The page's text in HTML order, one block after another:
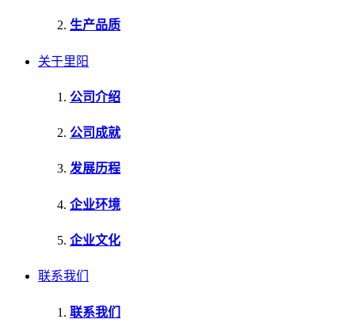
生产品质
关于里阳
公司介绍
公司成就
发展历程
企业环境
企业文化
联系我们
联系我们